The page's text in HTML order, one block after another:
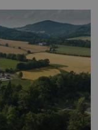
se paměť